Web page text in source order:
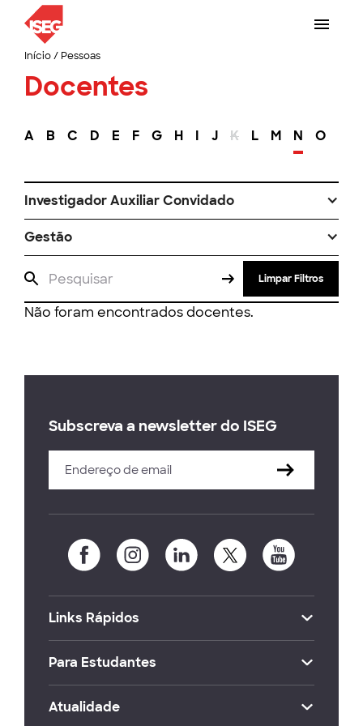
Início/ Pessoas
Docentes
A B C D E F G H I J K L M N O
Investigador Auxiliar Convidado
Gestão
Limpar Filtros
Não foram encontrados docentes.
Subscreva a newsletter do ISEG
Links Rápidos
Para Estudantes
Atualidade